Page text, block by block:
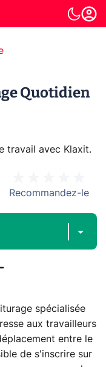
Quotidien
travail avec Klaxit.
Recommandez-le
spécialisée
aux travailleurs
entre le
de s'inscrire sur